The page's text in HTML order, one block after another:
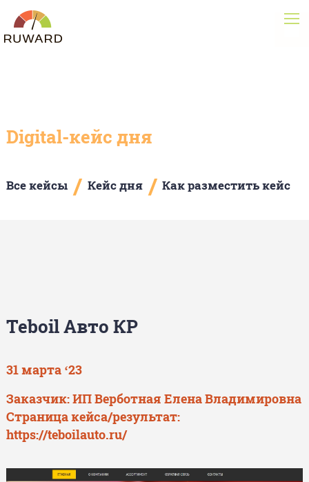
Digital-кейс дня
Все кейсы / Кейс дня / Как разместить кейс
Teboil Авто КР
31 марта ‘23
Заказчик: ИП Верботная Елена Владимировна
Страница кейса/результат:
https://teboilauto.ru/